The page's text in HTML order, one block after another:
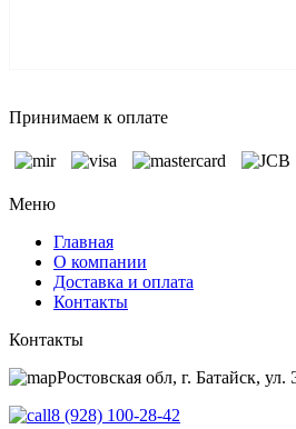
Принимаем к оплате
Меню
Главная
О компании
Доставка и оплата
Контакты
Контакты
Ростовская обл, г. Батайск,
8 (928) 100-28-42